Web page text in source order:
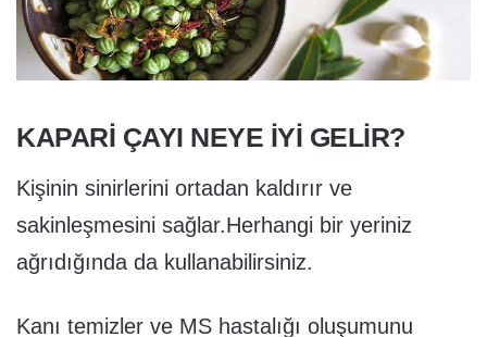
KAPARI ÇAYI NEYE İYI GELIR?
Kişinin sinirlerini ortadan kaldırır ve
sakinleşmesini sağlar.Herhangi bir yeriniz
ağrıdığında da kullanabilirsiniz.
Kanı temizler ve MS hastalığı oluşumunu